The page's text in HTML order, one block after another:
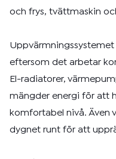
och frys, tvättmaskin
eftersom det arbetar
El-radiatorer,
mängder energi för att
komfortabel nivå. Även
dygnet runt för att